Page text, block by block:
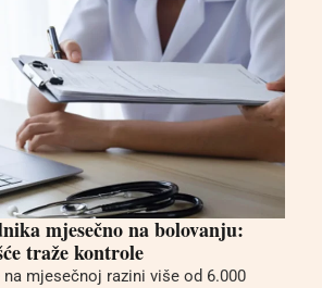
mjesečno na bolovanju:
traže kontrole
mjesečnoj razini više od 6.000